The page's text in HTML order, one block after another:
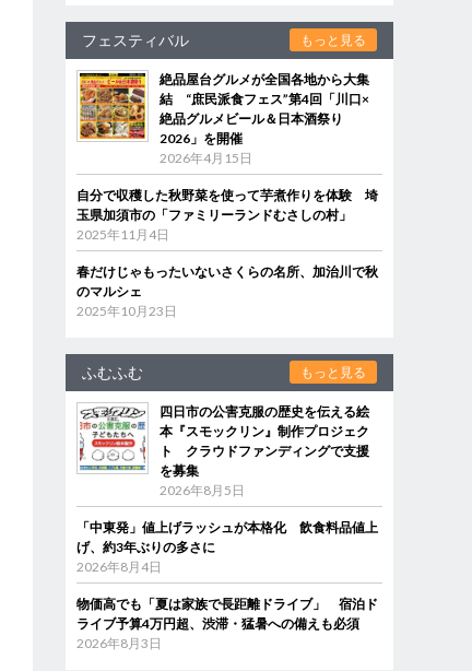
フェスティバル もっと見る
絶品屋台グルメが全国各地から大集
結 “庶民派食フェス”第4回「川口×
絶品グルメビール＆日本酒祭り
2026」を開催
2026年4月15日
自分で収穫した秋野菜を使って芋煮作りを体験 埼
玉県加須市の「ファミリーランドむさしの村」
2025年11月4日
春だけじゃもったいないさくらの名所、加治川で秋
のマルシェ
2025年10月23日
ふむふむ もっと見る
四日市の公害克服の歴史を伝える絵
本『スモックリン』制作プロジェク
ト クラウドファンディングで支援
を募集
2026年8月5日
「中東発」値上げラッシュが本格化 飲食料品値上
げ、約3年ぶりの多さに
2026年8月4日
物価高でも「夏は家族で長距離ドライブ」 宿泊ド
ライブ予算4万円超、渋滞・猛暑への備えも必須
2026年8月3日